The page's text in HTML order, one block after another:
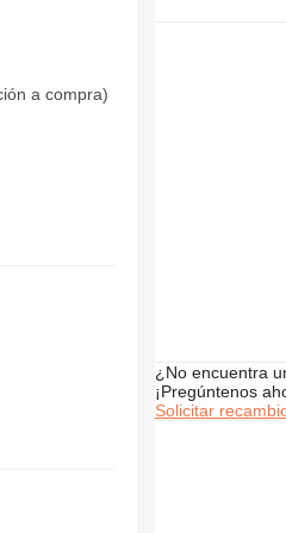
a compra)
¿No encuentra
¡Pregúntenos
Solicitar